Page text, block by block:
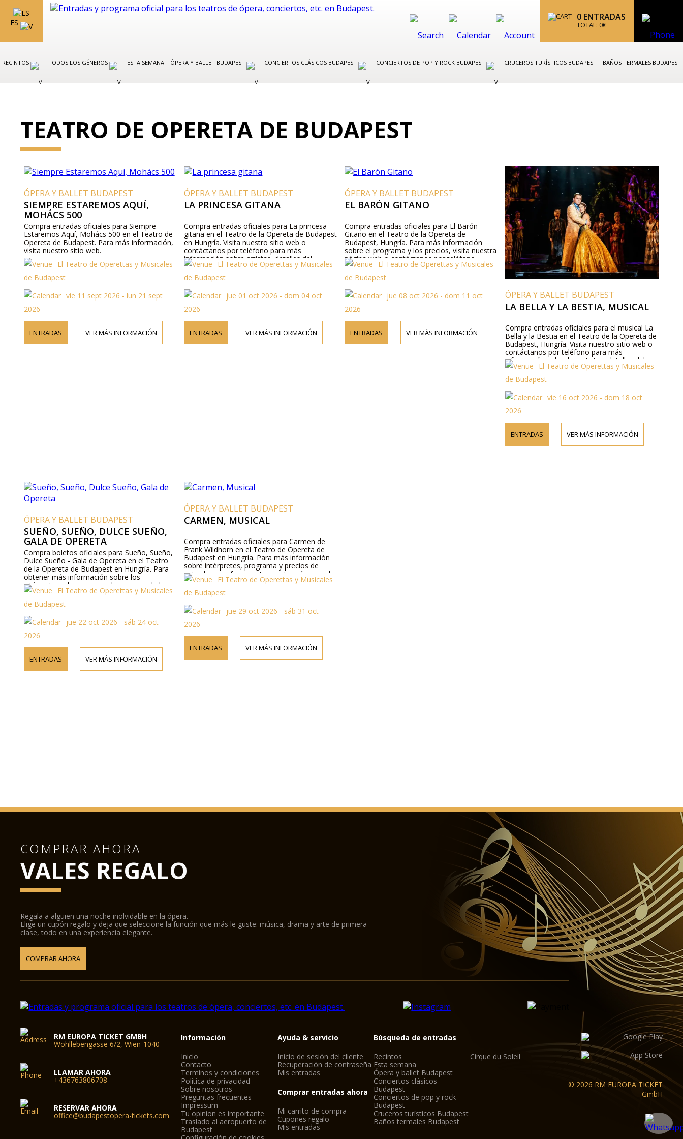
ES
0 ENTRADAS
TOTAL: 0€
RECINTOS TODOS LOS GÉNEROS ESTA SEMANA ÓPERA Y BALLET BUDAPEST CONCIERTOS CLÁSICOS BUDAPEST CONCIERTOS DE POP Y ROCK BUDAPEST CRUCEROS TURÍSTICOS BUDAPEST BAÑOS TERMALES BUDAPEST
TEATRO DE OPERETA DE BUDAPEST
ÓPERA Y BALLET BUDAPEST
SIEMPRE ESTAREMOS AQUÍ,
MOHÁCS 500
Compra entradas oficiales para Siempre
Estaremos Aquí, Mohács 500 en el Teatro de
Opereta de Budapest. Para más información,
visita nuestro sitio web.
El Teatro de Operettas y Musicales
de Budapest
vie 11 sept 2026 - lun 21 sept
2026
ENTRADAS VER MÁS INFORMACIÓN
ÓPERA Y BALLET BUDAPEST
LA PRINCESA GITANA
Compra entradas oficiales para La princesa
gitana en el Teatro de la Opereta de Budapest
en Hungría. Visita nuestro sitio web o
contáctanos por teléfono para más
información sobre artistas, detalles del
programa y precios de entradas.
El Teatro de Operettas y Musicales
de Budapest
jue 01 oct 2026 - dom 04 oct
2026
ENTRADAS VER MÁS INFORMACIÓN
ÓPERA Y BALLET BUDAPEST
EL BARÓN GITANO
Compra entradas oficiales para El Barón
Gitano en el Teatro de la Opereta de
Budapest, Hungría. Para más información
sobre el programa y los precios, visita nuestra
página web o contáctanos por teléfono.
El Teatro de Operettas y Musicales
de Budapest
jue 08 oct 2026 - dom 11 oct
2026
ENTRADAS VER MÁS INFORMACIÓN
ÓPERA Y BALLET BUDAPEST
LA BELLA Y LA BESTIA, MUSICAL
Compra entradas oficiales para el musical La
Bella y la Bestia en el Teatro de la Opereta de
Budapest, Hungría. Visita nuestro sitio web o
contáctanos por teléfono para más
información sobre los artistas, detalles del
programa y precios de las entradas.
El Teatro de Operettas y Musicales
de Budapest
vie 16 oct 2026 - dom 18 oct
2026
ENTRADAS VER MÁS INFORMACIÓN
ÓPERA Y BALLET BUDAPEST
SUEÑO, SUEÑO, DULCE SUEÑO,
GALA DE OPERETA
Compra boletos oficiales para Sueño, Sueño,
Dulce Sueño - Gala de Opereta en el Teatro
de la Opereta de Budapest en Hungría. Para
obtener más información sobre los
intérpretes, el programa y los precios de los
boletos, visite nuestro sitio web o
contáctenos por teléfono.
El Teatro de Operettas y Musicales
de Budapest
jue 22 oct 2026 - sáb 24 oct
2026
ENTRADAS VER MÁS INFORMACIÓN
ÓPERA Y BALLET BUDAPEST
CARMEN, MUSICAL
Compra entradas oficiales para Carmen de
Frank Wildhorn en el Teatro de Opereta de
Budapest en Hungría. Para más información
sobre intérpretes, programa y precios de
entradas, por favor visita nuestra página web
o contáctanos por teléfono.
El Teatro de Operettas y Musicales
de Budapest
jue 29 oct 2026 - sáb 31 oct
2026
ENTRADAS VER MÁS INFORMACIÓN
COMPRAR AHORA
VALES REGALO
Regala a alguien una noche inolvidable en la ópera.
Elige un cupón regalo y deja que seleccione la función que más le guste: música, drama y arte de primera
clase, todo en una experiencia elegante.
COMPRAR AHORA
RM EUROPA TICKET GMBH
Wohllebengasse 6/2, Wien-1040
LLAMAR AHORA
+436763806708
RESERVAR AHORA
office@budapestopera-tickets.com
Información
Inicio
Contacto
Terminos y condiciones
Politica de privacidad
Sobre nosotros
Preguntas frecuentes
Impressum
Tu opinion es importante
Traslado al aeropuerto de
Budapest
Ayuda & servicio
Inicio de sesión del cliente
Recuperación de contraseña
Mis entradas
Comprar entradas ahora
Mi carrito de compra
Cupones regalo
Mis entradas
Búsqueda de entradas
Recintos
Esta semana
Ópera y ballet Budapest
Conciertos clásicos
Budapest
Conciertos de pop y rock
Budapest
Cruceros turísticos Budapest
Baños termales Budapest
Cirque du Soleil
© 2026 RM EUROPA TICKET
GmbH